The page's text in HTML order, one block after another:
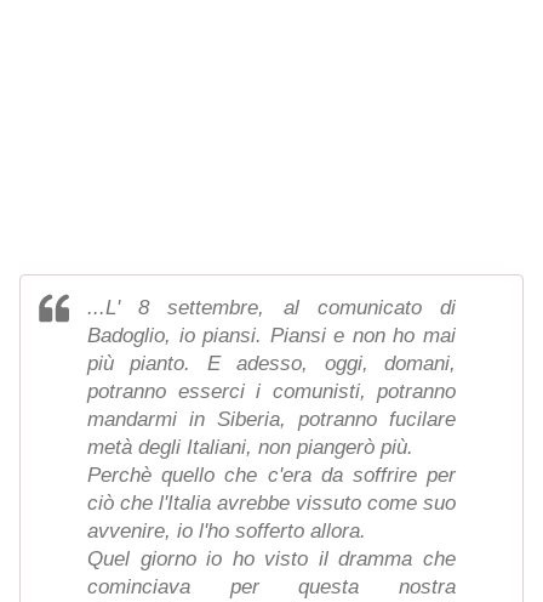
...L' 8 settembre, al comunicato di
Badoglio, io piansi. Piansi e non ho mai
più pianto. E adesso, oggi, domani,
potranno esserci i comunisti, potranno
mandarmi in Siberia, potranno fucilare
metà degli Italiani, non piangerò più.
Perchè quello che c'era da soffrire per
ciò che l'Italia avrebbe vissuto come suo
avvenire, io l'ho sofferto allora.
Quel giorno io ho visto il dramma che
cominciava per questa nostra